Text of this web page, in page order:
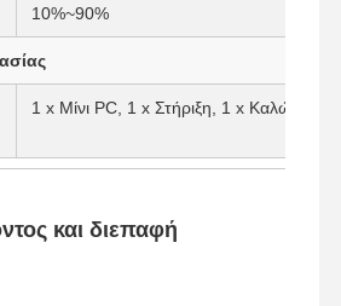
10%~90%
1 x Μίνι PC, 1 x Στήριξη, 1 x Καλώδιο
και διεπαφή